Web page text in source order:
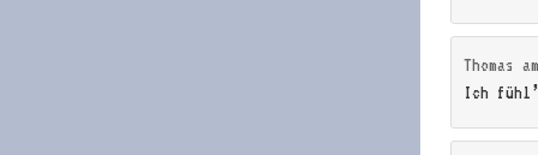
Thomas
Ich